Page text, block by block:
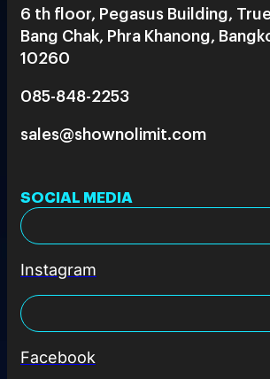
6 th floor, Pegasus Building,
Bang Chak, Phra Khanong,
10260
085-848-2253
sales@shownolimit.com
SOCIAL MEDIA
Instagram
Facebook